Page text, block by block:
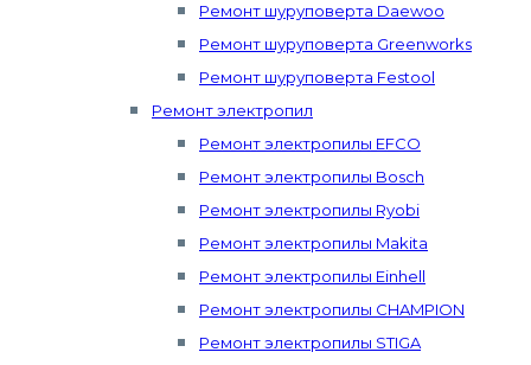
Ремонт шуруповерта Daewoo
Ремонт шуруповерта Greenworks
Ремонт шуруповерта Festool
Ремонт электропил
Ремонт электропилы EFCO
Ремонт электропилы Bosch
Ремонт электропилы Ryobi
Ремонт электропилы Makita
Ремонт электропилы Einhell
Ремонт электропилы CHAMPION
Ремонт электропилы STIGA